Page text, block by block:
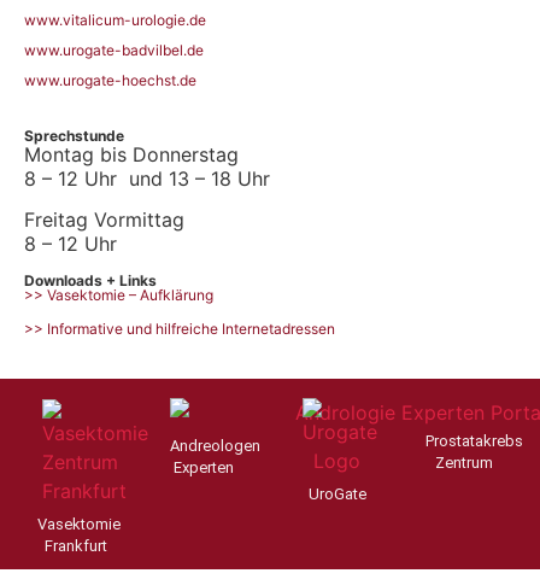
www.vitalicum-urologie.de
www.urogate-badvilbel.de
www.urogate-hoechst.de
Sprechstunde
Montag bis Donnerstag
8 – 12 Uhr und 13 – 18 Uhr
Freitag Vormittag
8 – 12 Uhr
Downloads + Links
>> Vasektomie – Aufklärung
>> Informative und hilfreiche Internetadressen
Vasektomie
Frankfurt
Andreologen
Experten
UroGate
Prostatakrebs
Zentrum